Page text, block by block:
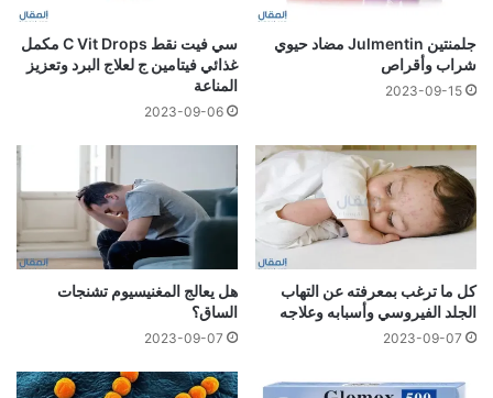
جلمنتين Julmentin مضاد حيوي
شراب وأقراص
2023-09-15
سي فيت نقط C Vit Drops مكمل
غذائي فيتامين ج لعلاج البرد وتعزيز
المناعة
2023-09-06
كل ما ترغب بمعرفته عن التهاب
الجلد الفيروسي وأسبابه وعلاجه
2023-09-07
هل يعالج المغنيسيوم تشنجات
الساق؟
2023-09-07